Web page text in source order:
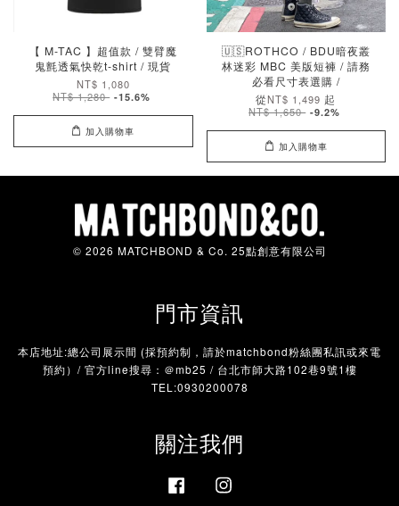
【 M-TAC 】超值款 / 雙臂魔
鬼氈透氣快乾t-shirt / 現貨
NT$ 1,080
NT$ 1,280 -15.6%
加入購物車
🇺🇸ROTHCO / BDU暗夜叢
林迷彩 MBC 美版短褲 / 請務
必看尺寸表選購 /
從NT$ 1,499 起
NT$ 1,650 -9.2%
加入購物車
© 2026 MATCHBOND & Co. 25點創意有限公司
門市資訊
本店地址:總公司展示間 (採預約制，請於matchbond粉絲團私訊或來電
預約）/ 官方line搜尋：＠mb25 / 台北市師大路102巷9號1樓
TEL:0930200078
關注我們
Facebook